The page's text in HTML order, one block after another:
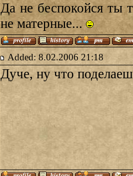
Да не беспокойся ты
не матерные...
Added: 8.02.2006 21:18
Дуче, ну что